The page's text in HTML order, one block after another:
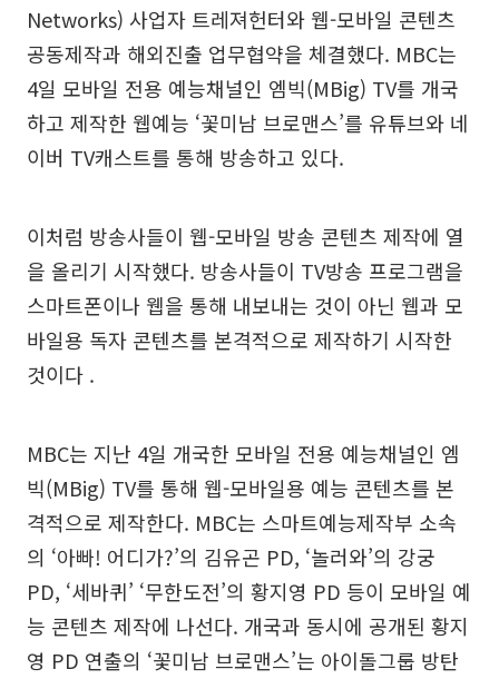
Networks) 사업자 트레져헌터와 웹-모바일 콘텐츠
공동제작과 해외진출 업무협약을 체결했다. MBC는
4일 모바일 전용 예능채널인 엠빅(MBig) TV를 개국
하고 제작한 웹예능 ‘꽃미남 브로맨스’를 유튜브와 네
이버 TV캐스트를 통해 방송하고 있다.
이처럼 방송사들이 웹-모바일 방송 콘텐츠 제작에 열
을 올리기 시작했다. 방송사들이 TV방송 프로그램을
스마트폰이나 웹을 통해 내보내는 것이 아닌 웹과 모
바일용 독자 콘텐츠를 본격적으로 제작하기 시작한
것이다 .
MBC는 지난 4일 개국한 모바일 전용 예능채널인 엠
빅(MBig) TV를 통해 웹-모바일용 예능 콘텐츠를 본
격적으로 제작한다. MBC는 스마트예능제작부 소속
의 ‘아빠! 어디가?’의 김유곤 PD, ‘놀러와’의 강궁
PD, ‘세바퀴’ ‘무한도전’의 황지영 PD 등이 모바일 예
능 콘텐츠 제작에 나선다. 개국과 동시에 공개된 황지
영 PD 연출의 ‘꽃미남 브로맨스’는 아이돌그룹 방탄